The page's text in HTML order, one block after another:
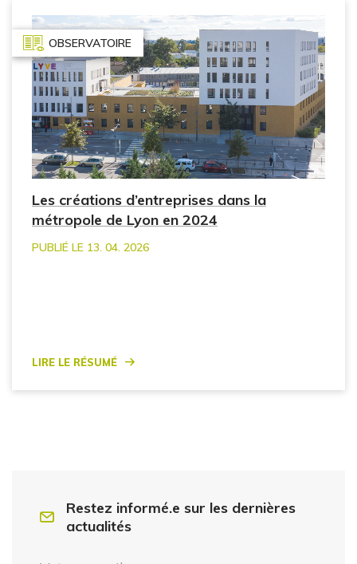
OBSERVATOIRE
Les créations d’entreprises dans la
métropole de Lyon en 2024
PUBLIÉ LE 13. 04. 2026
Lire le résumé
Restez informé.e sur les dernières
actualités